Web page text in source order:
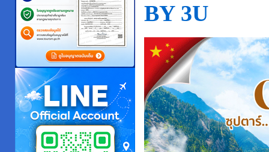
BY 3U